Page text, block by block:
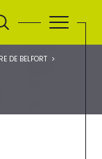
DE BELFORT